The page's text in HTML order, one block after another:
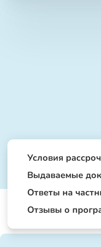
Условия
Выдаваемые
Ответы на
Отзывы о